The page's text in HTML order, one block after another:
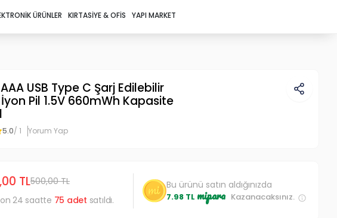
ÜRÜNLER KIRTASIYE & OFIS YAPI MARKET
USB Type C Şarj Edilebilir
Pil 1.5V 660mWh Kapasite
5.0/ 1 Yorum Yap
TL500,00 TL
24 saatte 75 adet satıldı.
Bu ürünü satın aldığınızda
7.98 TL mipara Kazanacaksınız.